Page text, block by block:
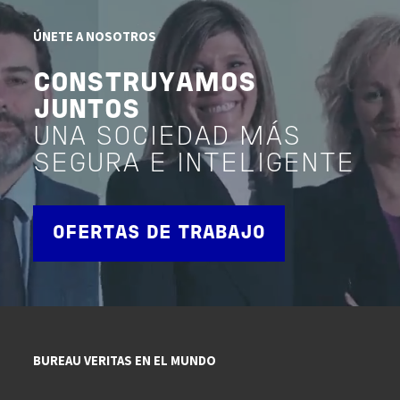
ÚNETE A NOSOTROS
CONSTRUYAMOS
JUNTOS
UNA SOCIEDAD MÁS
SEGURA E INTELIGENTE
OFERTAS DE TRABAJO
BUREAU VERITAS EN EL MUNDO